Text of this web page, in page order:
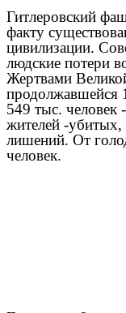
Гитлеровский
факту
цивилизации.
людские потери
Жертвами
продолжавшейся
549 тыс. человек
жителей -
лишений. От
человек.